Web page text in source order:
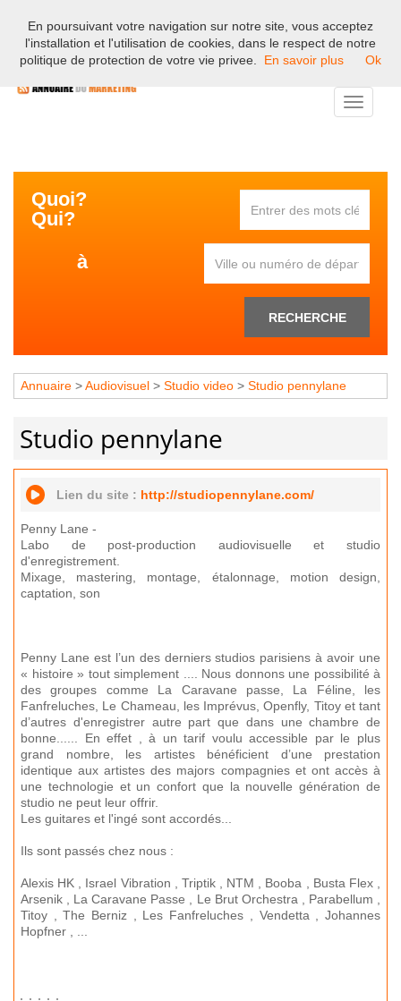
Bienvenue sur l'annuaire professionnel du marketing et de la
communication en France.
Toggle
Quoi?
Qui?
à
RECHERCHE
Annuaire >Audiovisuel > Studio video > Studio pennylane
Studio pennylane
Lien du site : http://studiopennylane.com/
Penny Lane -
Labo de post-production audiovisuelle et studio
d'enregistrement.
Mixage, mastering, montage, étalonnage, motion design,
captation, son
Penny Lane est l’un des derniers studios parisiens à avoir une
« histoire » tout simplement .... Nous donnons une possibilité à
des groupes comme La Caravane passe, La Féline, les
Fanfreluches, Le Chameau, les Imprévus, Openfly, Titoy et tant
d’autres d'enregistrer autre part que dans une chambre de
bonne...... En effet , à un tarif voulu accessible par le plus
grand nombre, les artistes bénéficient d’une prestation
identique aux artistes des majors compagnies et ont accès à
une technologie et un confort que la nouvelle génération de
studio ne peut leur offrir.
Les guitares et l'ingé sont accordés...
Ils sont passés chez nous :
Alexis HK , Israel Vibration , Triptik , NTM , Booba , Busta Flex ,
Arsenik , La Caravane Passe , Le Brut Orchestra , Parabellum ,
Titoy , The Berniz , Les Fanfreluches , Vendetta , Johannes
Hopfner , ...
En poursuivant votre navigation sur notre site, vous acceptez
l'installation et l'utilisation de cookies, dans le respect de notre
politique de protection de votre vie privee.
En savoir plus Ok